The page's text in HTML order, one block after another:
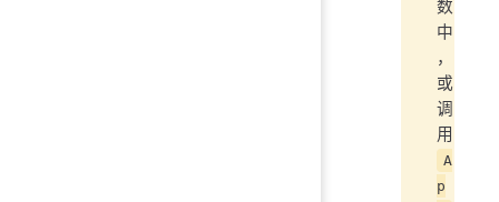
数
中
，
或
调
用
A
p